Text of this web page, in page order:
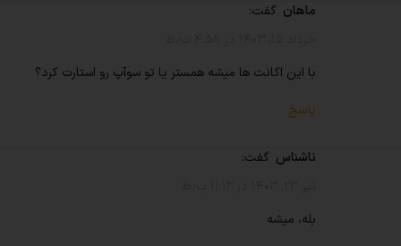
ماهان گفت:
با این اکانت ها میشه همستر یا تو سوآپ رو استارت کرد؟
پاسخ
ناشناس گفت:
بله، ‌‌‌‌میشه